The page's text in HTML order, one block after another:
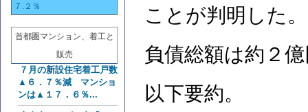
７.２％
首都圏マンション、着工と
販売
７月の新設住宅着工戸数
▲６．７％減 マンショ
ンは▲１７．６％...
ことが判明した。
負債総額は約２
以下要約。